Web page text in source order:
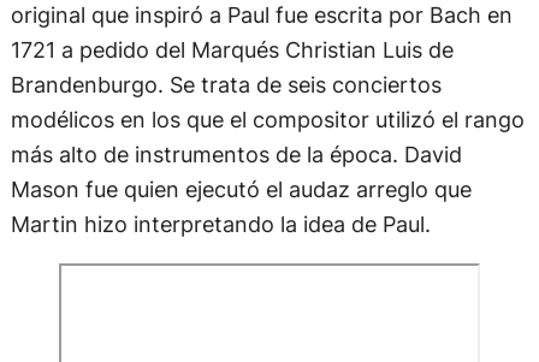
original que inspiró a Paul fue escrita por Bach en
1721 a pedido del Marqués Christian Luis de
Brandenburgo. Se trata de seis conciertos
modélicos en los que el compositor utilizó el rango
más alto de instrumentos de la época. David
Mason fue quien ejecutó el audaz arreglo que
Martin hizo interpretando la idea de Paul.